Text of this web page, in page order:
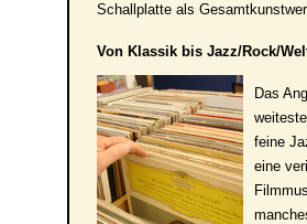
Schallplatte als
Von Klassik bis Jazz/Rock/
Das
feine
eine